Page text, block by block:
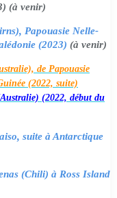
(à venir)
Papouasie Nelle-
(2023) (à venir)
de Papouasie
(2022, suite)
(2022, début du
suite à Antarctique
(Chili) à Ross Island